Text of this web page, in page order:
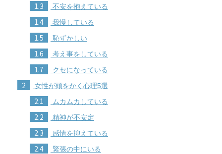
1.3 不安を抱えている
1.4 我慢している
1.5 恥ずかしい
1.6 考え事をしている
1.7 クセになっている
2 女性が頭をかく心理5選
2.1 ムカムカしている
2.2 精神が不安定
2.3 感情を抑えている
2.4 緊張の中にいる